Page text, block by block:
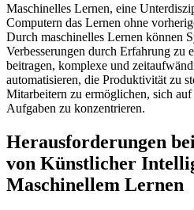
Maschinelles Lernen, eine
Computern das Lernen ohne
Durch maschinelles Lernen können
Verbesserungen durch Erfahrung zu
beitragen, komplexe und
automatisieren, die Produktivität zu
Mitarbeitern zu ermöglichen, sich
Aufgaben zu konzentrieren.
Herausforderungen
von Künstlicher
Maschinellem Lernen